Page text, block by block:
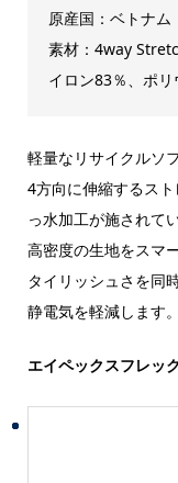
原産国：ベトナム
素材：4way
イロン83％、ポリ
軽量なリサイクルソ
4方向に伸縮するス
っ水加工が施されて
高密度の生地をスマ
タイリッシュさを同
静電気を軽減します。
エイペックスフレッ